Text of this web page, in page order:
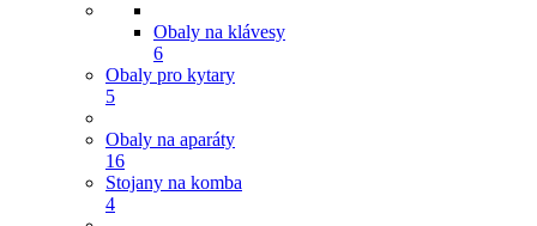
Obaly na klávesy
6
Obaly pro kytary
5
Obaly na aparáty
16
Stojany na komba
4